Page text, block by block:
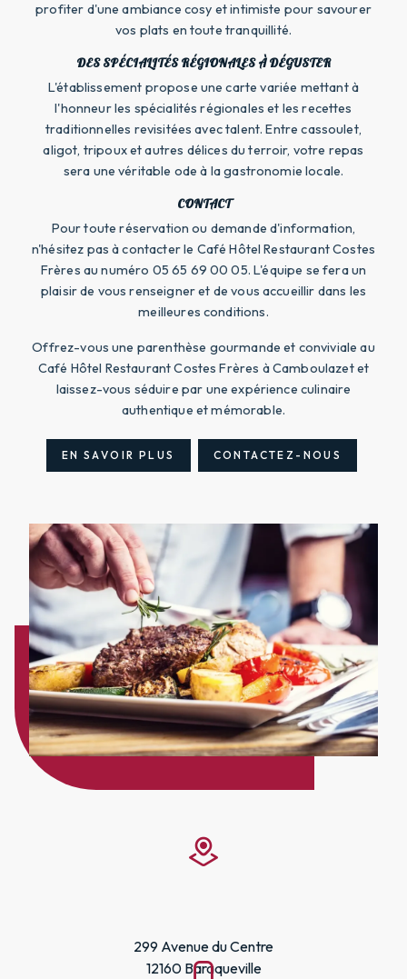
profiter d'une ambiance cosy et intimiste pour savourer
vos plats en toute tranquillité.
DES SPÉCIALITÉS RÉGIONALES À DÉGUSTER
L'établissement propose une carte variée mettant à
l'honneur les spécialités régionales et les recettes
traditionnelles revisitées avec talent. Entre cassoulet,
aligot, tripoux et autres délices du terroir, votre repas
sera une véritable ode à la gastronomie locale.
CONTACT
Pour toute réservation ou demande d'information,
n'hésitez pas à contacter le Café Hôtel Restaurant Costes
Frères au numéro 05 65 69 00 05. L'équipe se fera un
plaisir de vous renseigner et de vous accueillir dans les
meilleures conditions.
Offrez-vous une parenthèse gourmande et conviviale au
Café Hôtel Restaurant Costes Frères à Camboulazet et
laissez-vous séduire par une expérience culinaire
authentique et mémorable.
EN SAVOIR PLUS CONTACTEZ-NOUS
299 Avenue du Centre
12160 Baraqueville